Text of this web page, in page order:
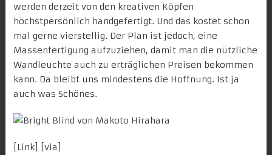
werden derzeit von den kreativen Köpfen
höchstpersönlich handgefertigt. Und das kostet schon
mal gerne vierstellig. Der Plan ist jedoch, eine
Massenfertigung aufzuziehen, damit man die nützliche
Wandleuchte auch zu erträglichen Preisen bekommen
kann. Da bleibt uns mindestens die Hoffnung. Ist ja
auch was Schönes.
Link] [ via